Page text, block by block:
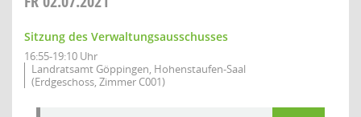
Sitzung des Verwaltungsausschusses
16:55-19:10 Uhr
Landratsamt Göppingen, Hohenstaufen-Saal
(Erdgeschoss, Zimmer C001)